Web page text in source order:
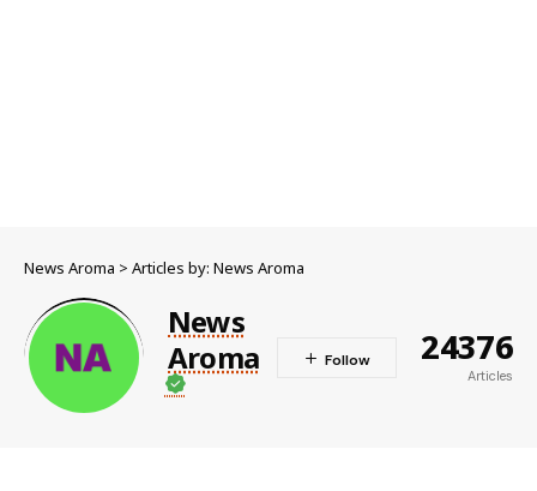
News Aroma > Articles by: News Aroma
News
Aroma
24376
Articles